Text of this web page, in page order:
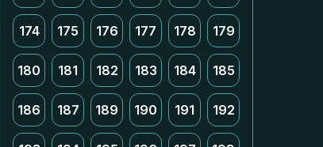
174 175 176 177 178 179
180 181 182 183 184 185
186 187 189 190 191 192